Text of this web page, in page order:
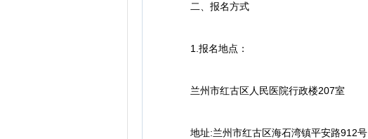
二、报名方式
1.报名地点：
兰州市红古区人民医院行政楼207室
地址:兰州市红古区海石湾镇平安路912号